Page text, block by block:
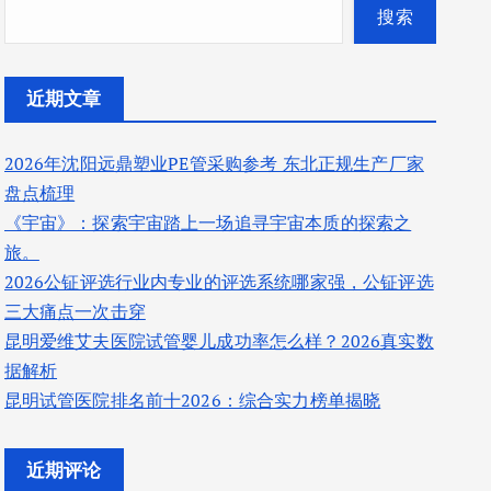
搜索
近期文章
2026年沈阳远鼎塑业PE管采购参考 东北正规生产厂家
盘点梳理
《宇宙》：探索宇宙踏上一场追寻宇宙本质的探索之
旅。
2026公钲评选行业内专业的评选系统哪家强，公钲评选
三大痛点一次击穿
昆明爱维艾夫医院试管婴儿成功率怎么样？2026真实数
据解析
昆明试管医院排名前十2026：综合实力榜单揭晓
近期评论